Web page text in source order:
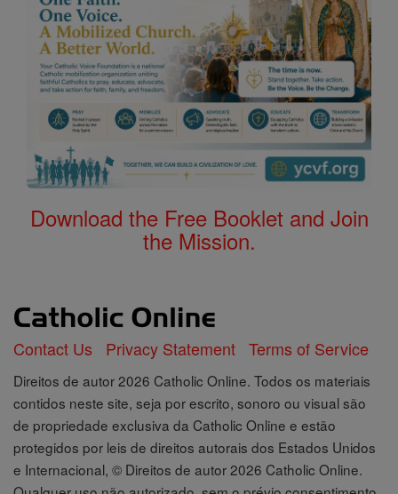
Download the Free Booklet and Join
the Mission.
Contact Us Privacy Statement Terms of Service
Direitos de autor 2026 Catholic Online. Todos os materiais
contidos neste site, seja por escrito, sonoro ou visual são
de propriedade exclusiva da Catholic Online e estão
protegidos por leis de direitos autorais dos Estados Unidos
e Internacional, © Direitos de autor 2026 Catholic Online.